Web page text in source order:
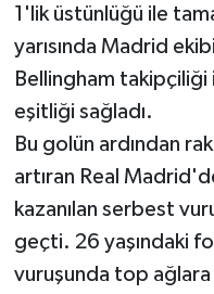
1'lik üstünlüğü ile
yarısında Madrid
Bellingham
eşitliği sağladı.
Bu golün ardından
artıran Real
kazanılan serbest
geçti. 26 yaşındaki
vuruşunda top